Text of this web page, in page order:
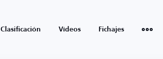
Clasificación Vídeos Fichajes